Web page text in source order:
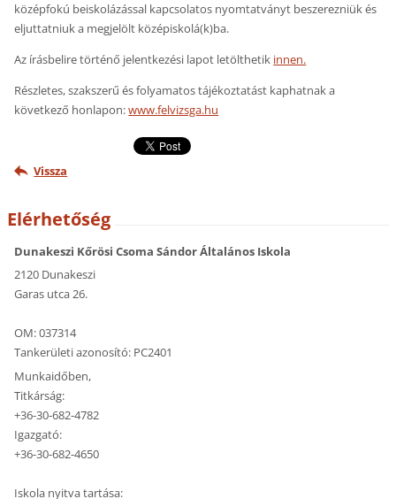
középfokú beiskolázással kapcsolatos nyomtatványt beszerezniük és
eljuttatniuk a megjelölt középiskolá(k)ba.
Az írásbelire történő jelentkezési lapot letölthetik innen.
Részletes, szakszerű és folyamatos tájékoztatást kaphatnak a
következő honlapon:www.felvizsga.hu
Vissza
Elérhetőség
Dunakeszi Kőrösi Csoma Sándor Általános Iskola
2120 Dunakeszi
Garas utca 26.
OM: 037314
Tankerületi azonosító: PC2401
Munkaidőben,
Titkárság:
+36-30-682-4782
Igazgató:
+36-30-682-4650
Iskola nyitva tartása: